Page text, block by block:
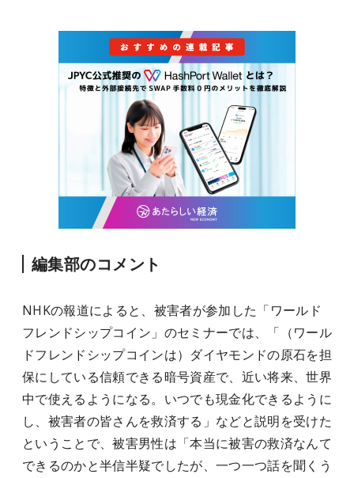
編集部のコメント
NHKの報道によると、被害者が参加した「ワールド
フレンドシップコイン」のセミナーでは、「（ワール
ドフレンドシップコインは）ダイヤモンドの原石を担
保にしている信頼できる暗号資産で、近い将来、世界
中で使えるようになる。いつでも現金化できるように
し、被害者の皆さんを救済する」などと説明を受けた
ということで、被害男性は「本当に被害の救済なんて
できるのかと半信半疑でしたが、一つ一つ話を聞くう